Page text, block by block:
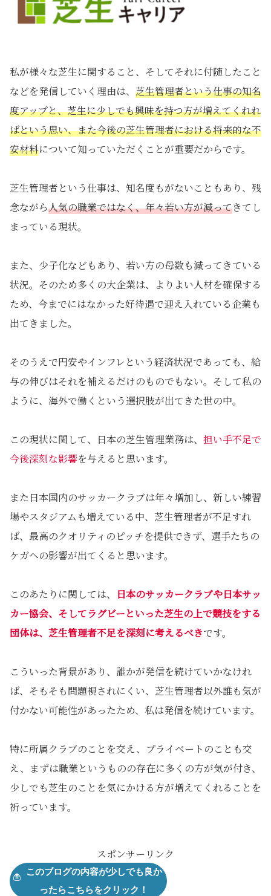
私が様々な芝生に関すること、そしてそれに付随したこと
などを発信していく理由は、 芝生管理者という仕事の知名
度アップと、芝生に少しでも興味を持つ方が増えてくれれ
ばという思い、また今後の芝生管理者における将来的な不
安材料について知っていただくことが重要だからです。
芝生管理者という仕事は、知名度もがないこともあり、残
念ながら人気の職業ではなく、年々若い方が減ってきてし
まっている現状。
また、少子化などもあり、若い方の母数も減ってきている
状況。そのため多くの大企業は、よりよい人材を確保する
ため、今までにはなかった好待遇で迎え入れている企業も
出てきました。
そのうえで円安やインフレという経済状況であっても、給
与の伸びはそれを補えるだけのものでもない。そして私の
ように、海外で働くという選択肢が出てきた世の中。
この現状に関して、日本の芝生管理業務は、 担い手不足で
今後深刻な影響を与えると思います。
また日本国内のサッカークラブは年々増加し、新しい練習
場やスタジアムも増えている中、芝生管理者が不足すれ
ば、最高のクオリティのピッチを提供できず、選手たちの
ケガへの影響が出てくると思います。
このあたりに関しては、
日本のサッカークラブや日本サッ
カー協会、そしてラグビーといった芝生の上で競技をする
団体は、芝生管理者不足を深刻に考えるべきです。
こういった背景があり、誰かが発信を続けていかなけれ
ば、そもそも問題視されにくい、芝生管理者以外誰も気が
付かない可能性があったため、私は発信を続けています。
特に所属クラブのことを交え、プライベートのことも交
え、まずは職業というものの存在に多くの方が気が付き、
少しでも芝生のことを気にかける方が増えてくれることを
祈っています。
スポンサーリンク